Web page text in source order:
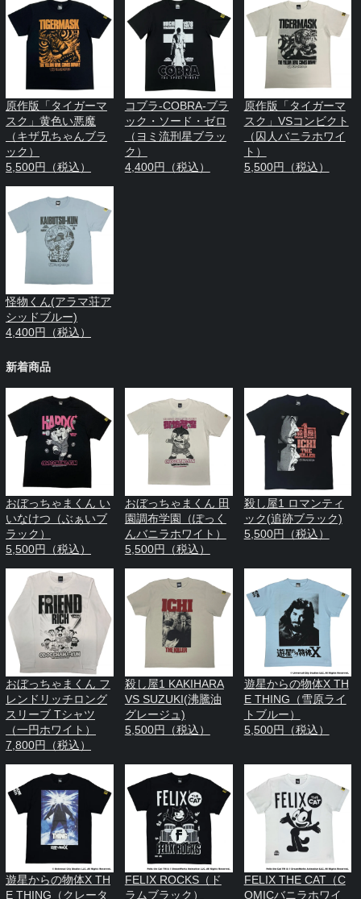
原作版「タイガーマ
スク」黄色い悪魔
（キザ兄ちゃんブラ
ック）
5,500円（税込）
コブラ-COBRA-ブラ
ック・ソード・ゼロ
（ヨミ流刑星ブラッ
ク）
4,400円（税込）
原作版「タイガーマ
スク」VSコンビクト
（囚人バニラホワイ
ト）
5,500円（税込）
怪物くん(アラマ荘ア
シッドブルー)
4,400円（税込）
新着商品
おぼっちゃまくん い
いなけつ（ぶぁいブ
ラック）
5,500円（税込）
おぼっちゃまくん 田
園調布学園（ぽっく
んバニラホワイト）
5,500円（税込）
殺し屋1 ロマンティ
ック(追跡ブラック)
5,500円（税込）
おぼっちゃまくん フ
レンドリッチロング
スリーブ Tシャツ
（一円ホワイト）
7,800円（税込）
殺し屋1 KAKIHARA
VS SUZUKI(沸騰油
グレージュ)
5,500円（税込）
遊星からの物体X TH
E THING（雪原ライ
トブルー）
5,500円（税込）
遊星からの物体X TH
E THING（クレータ
FELIX ROCKS（ド
ラムブラック）
FELIX THE CAT（C
OMICバニラホワイ